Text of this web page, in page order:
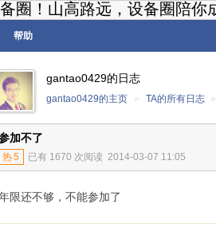
圈！山高路远，设备圈陪你
帮助
gantao0429的日志
gantao0429的主页 » TA的所有日志 »
加不了
热5 已有 1670 次阅读 2014-03-07 11:05
限还不够，不能参加了